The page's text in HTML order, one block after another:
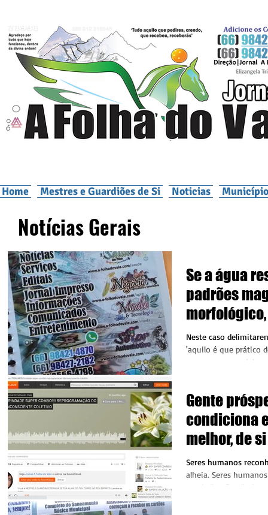
Home Mestres e Guardiões de Si Noticias
Notícias Gerais
Se a água
padrões
também é
universo
Neste caso
'aquilo é que prático
campo empresarial,
Gente
condiciona
melhor, de
exige seus
Seres humanos
alheia. Seres
e a dedicação alheia